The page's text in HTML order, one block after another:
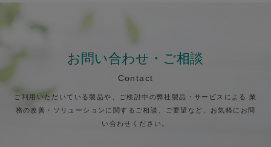
お問い合わせ・ご相談
Contact
ご利用いただいている製品や、ご検討中の弊社製品・サービスによる 業
務の改善・ソリューションに関するご相談、ご要望など、お気軽にお問
い合わせください。